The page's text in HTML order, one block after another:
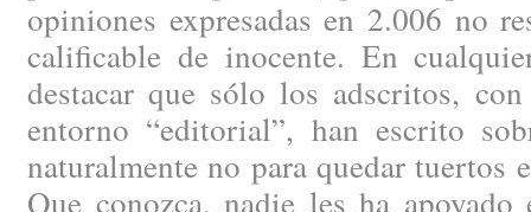
opiniones expresadas en 2.006 no
calificable de inocente. En
destacar que sólo los adscritos,
entorno “editorial”, han escrito
naturalmente no para quedar tuertos
Que conozca, nadie les ha